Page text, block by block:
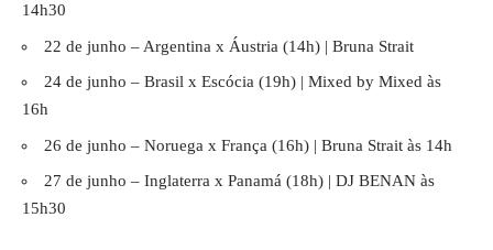
14h30
22 de junho – Argentina x Áustria (14h) | Bruna Strait
24 de junho – Brasil x Escócia (19h) | Mixed by Mixed às
16h
26 de junho – Noruega x França (16h) | Bruna Strait às 14h
27 de junho – Inglaterra x Panamá (18h) | DJ BENAN às
15h30